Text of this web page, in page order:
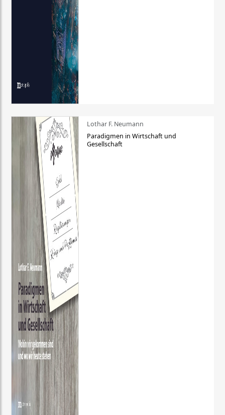
Lothar F. Neumann
Paradigmen in Wirtschaft und
Gesellschaft